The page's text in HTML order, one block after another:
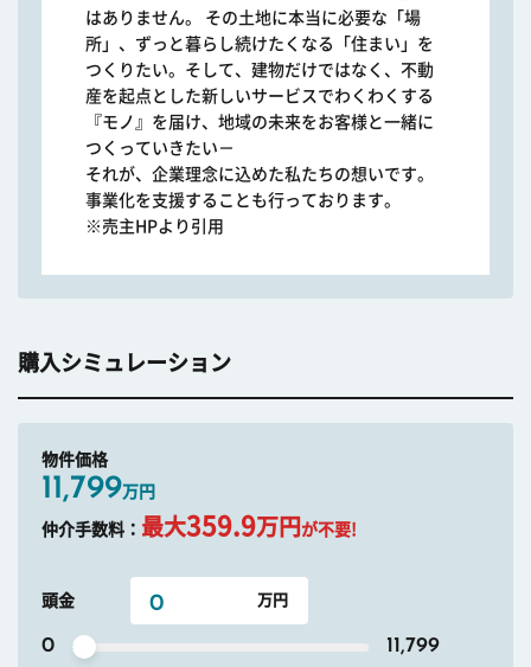
はありません。 その土地に本当に必要な「場
所」、ずっと暮らし続けたくなる「住まい」を
つくりたい。そして、建物だけではなく、不動
産を起点とした新しいサービスでわくわくする
『モノ』を届け、地域の未来をお客様と一緒に
つくっていきたい－
それが、企業理念に込めた私たちの想いです。
事業化を支援することも行っております。
※売主HPより引用
購入シミュレーション
物件価格
11,799万円
仲介手数料： 最大359.9万円 が不要!
頭金
0 11,799